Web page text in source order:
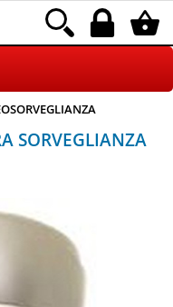
SORVEGLIANZA